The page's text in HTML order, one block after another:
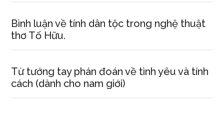
Bình luận về tính dân tộc trong nghệ thuật
thơ Tố Hữu.
Từ tướng tay phán đoán về tình yêu và tính
cách (dành cho nam giới)